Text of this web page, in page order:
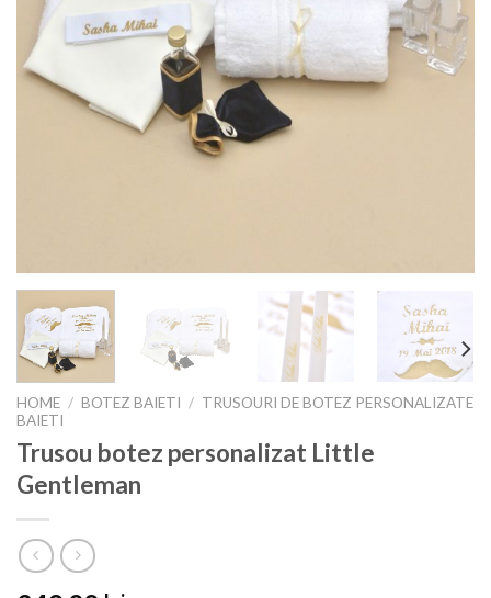
HOME / BOTEZ BAIETI / TRUSOURI DE BOTEZ PERSONALIZATE
BAIETI
Trusou botez personalizat Little
Gentleman